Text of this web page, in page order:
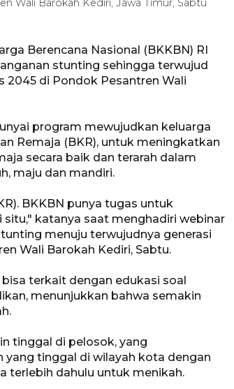
Wali Barokah Kediri, Jawa Timur, Sabtu
Berencana Nasional (BKKBN) RI
stunting sehingga terwujud
2045 di Pondok Pesantren Wali
program mewujudkan keluarga
Remaja (BKR), untuk meningkatkan
secara baik dan terarah dalam
maju dan mandiri.
BKKBN punya tugas untuk
katanya saat menghadiri webinar
menuju terwujudnya generasi
Wali Barokah Kediri, Sabtu.
terkait dengan edukasi soal
menunjukkan bahwa semakin
tinggal di pelosok, yang
yang tinggal di wilayah kota dengan
terlebih dahulu untuk menikah.